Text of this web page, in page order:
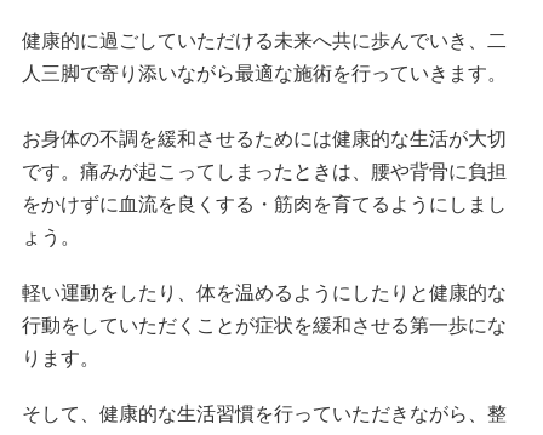
健康的に過ごしていただける未来へ共に歩んでいき、二
人三脚で寄り添いながら最適な施術を行っていきます。
お身体の不調を緩和させるためには健康的な生活が大切
です。痛みが起こってしまったときは、腰や背骨に負担
をかけずに血流を良くする・筋肉を育てるようにしまし
ょう。
軽い運動をしたり、体を温めるようにしたりと健康的な
行動をしていただくことが症状を緩和させる第一歩にな
ります。
そして、健康的な生活習慣を行っていただきながら、整